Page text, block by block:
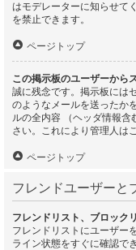
はモデレーターに知らせて
を禁止できます。
ページトップ
この掲示板のユーザーから
誠に残念です。掲示板には
のようなメールを送ったか
ルの全内容 （ヘッダ情報
さい。これにより管理人は
ページトップ
フレンドユーザーと
フレンドリスト、ブロック
フレンドリストにユーザー
ライン状態をすぐに確認で